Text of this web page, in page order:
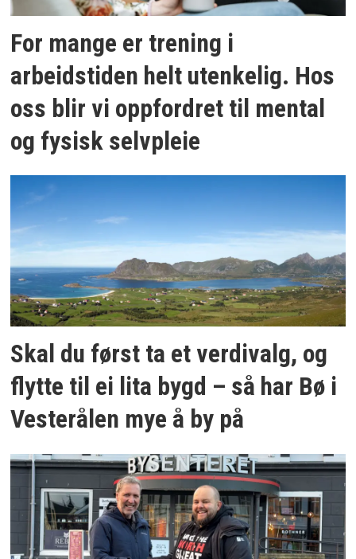
For mange er trening i
arbeidstiden helt utenkelig. Hos
oss blir vi oppfordret til mental
og fysisk selvpleie
Skal du først ta et verdivalg, og
flytte til ei lita bygd – så har Bø i
Vesterålen mye å by på